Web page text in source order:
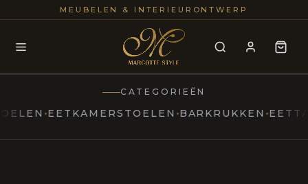
MEUBELEN & INTERIEURONTWERP25+
CATEGORIEËN
EETKAMERSTOELEN BARKRUKKEN